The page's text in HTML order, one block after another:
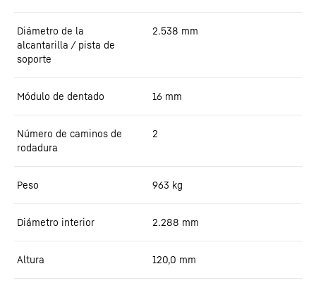
Diámetro de la
alcantarilla / pista de
soporte
2.538 mm
Módulo de dentado 16 mm
Número de caminos de
rodadura
2
Peso 963 kg
Diámetro interior 2.288 mm
Altura 120,0 mm